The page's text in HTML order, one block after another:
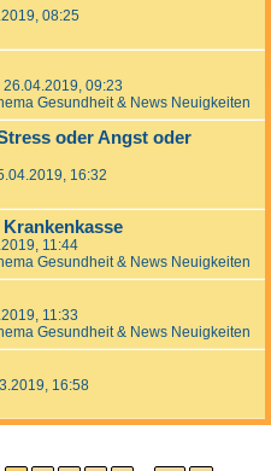
08:25
26.04.2019, 09:23
Gesundheit & News Neuigkeiten
oder Angst oder
16:32
11:44
Gesundheit & News Neuigkeiten
11:33
Gesundheit & News Neuigkeiten
16:58